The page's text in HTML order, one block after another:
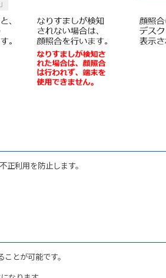
利用を防止します。
とが可能です。